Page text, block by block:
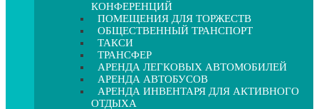
КОНФЕРЕНЦИЙ
ПОМЕЩЕНИЯ ДЛЯ ТОРЖЕСТВ
ОБЩЕСТВЕННЫЙ ТРАНСПОРТ
ТАКСИ
ТРАНСФЕР
АРЕНДА ЛЕГКОВЫХ АВТОМОБИЛЕЙ
АРЕНДА АВТОБУСОВ
АРЕНДА ИНВЕНТАРЯ ДЛЯ АКТИВНОГО
ОТДЫХА